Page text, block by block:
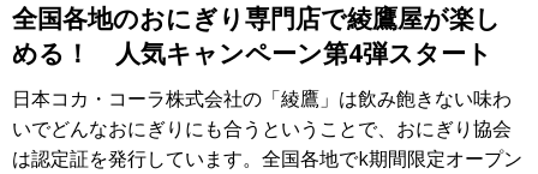
全国各地のおにぎり専門店で綾鷹屋が楽し
める！ 人気キャンペーン第4弾スタート
日本コカ・コーラ株式会社の「綾鷹」は飲み飽きない味わ
いでどんなおにぎりにも合うということで、おにぎり協会
は認定証を発行しています。全国各地でk期間限定オープン